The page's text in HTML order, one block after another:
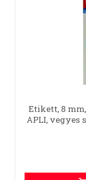
Etikett, 8
APLI, vegyes